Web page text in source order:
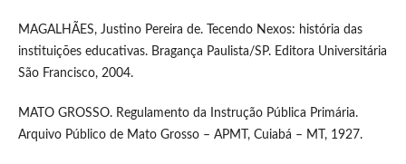
MAGALHÃES, Justino Pereira de. Tecendo Nexos: história das
instituições educativas. Bragança Paulista/SP. Editora Universitária
São Francisco, 2004.
MATO GROSSO. Regulamento da Instrução Pública Primária.
Arquivo Público de Mato Grosso – APMT, Cuiabá – MT, 1927.